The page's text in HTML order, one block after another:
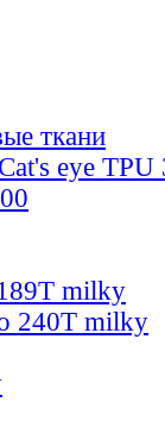
ткани
eye TPU
milky
240T milky